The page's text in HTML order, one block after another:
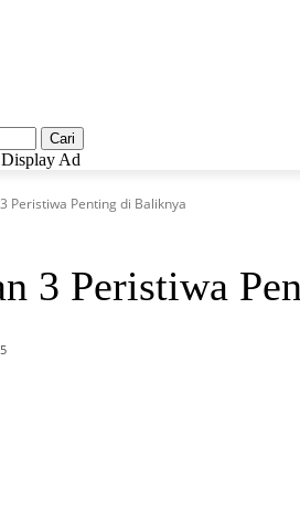
Cari
Peristiwa Penting di Baliknya
3 Peristiwa